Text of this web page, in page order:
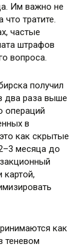
Им важно не
тратите.
частые
штрафов
вопроса.
получил
два раза выше
операций
в
как скрытые
месяца до
картой,
как
теневом